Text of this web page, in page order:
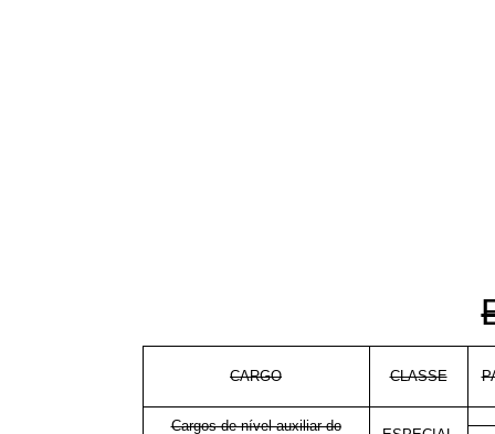
CARGO CLASSE
Cargos de nível auxiliar do